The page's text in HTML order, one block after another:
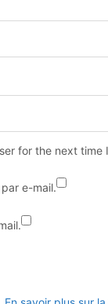
for the next time
e-mail.